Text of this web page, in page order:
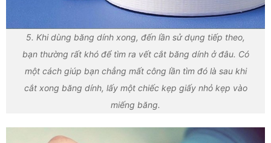
5. Khi dùng băng dính xong, đến lần sử dụng tiếp theo,
bạn thường rất khó để tìm ra vết cắt băng dính ở đâu. Có
một cách giúp bạn chẳng mất công lần tìm đó là sau khi
cắt xong băng dính, lấy một chiếc kẹp giấy nhỏ kẹp vào
miếng băng.